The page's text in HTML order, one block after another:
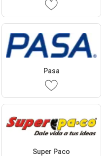
Pasa
Super Paco